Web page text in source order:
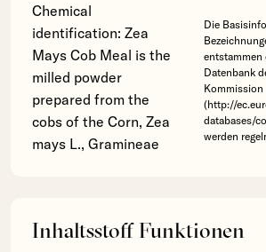
Chemical
identification: Zea
Mays Cob Meal is the
milled powder
prepared from the
cobs of the Corn, Zea
mays L., Gramineae
Die
entstammen
Datenbank
Kommission
(http://
databases/
werden
Inhaltsstoff Funktionen